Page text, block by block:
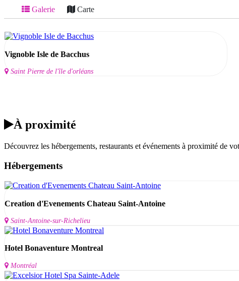
Galerie Carte
Vignoble Isle de Bacchus
Saint Pierre de l'île d'orléans
À proximité
Découvrez les hébergements, restaurants et événements à proximité de
Hébergements
Creation d'Evenements Chateau Saint-Antoine
Saint-Antoine-sur-Richelieu
Hotel Bonaventure Montreal
Montréal